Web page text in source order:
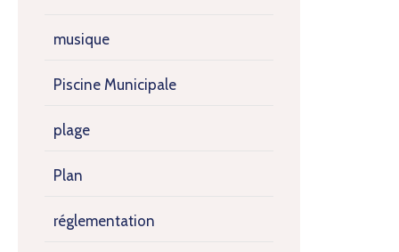
musique
Piscine Municipale
plage
Plan
réglementation